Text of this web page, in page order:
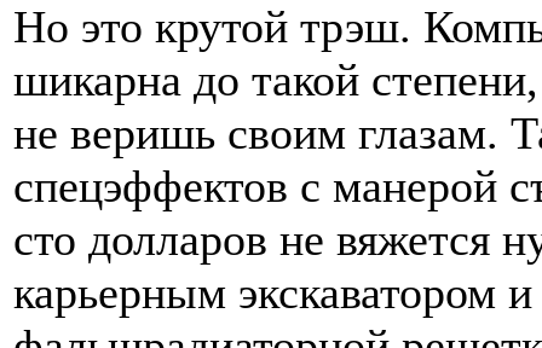
Но это крутой трэш.
шикарна до такой
не веришь своим глазам.
спецэффектов с манерой
сто долларов не вяжется
карьерным экскаватором